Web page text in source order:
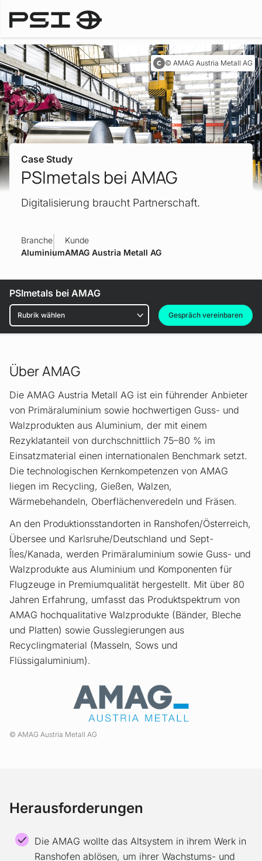
AMAG Austria Metall AG
Case Study
PSImetals bei AMAG
Digitalisierung braucht Partnerschaft.
Branche
Aluminium
Kunde
AMAG Austria Metall AG
PSImetals bei AMAG
Rubriken
Gespräch vereinbaren
Über AMAG
Die AMAG Austria Metall AG ist ein führender Anbieter
von Primäraluminium sowie hochwertigen Guss- und
Walzprodukten aus Aluminium, der mit einem
Rezyklatanteil von durchschnittlich 75–80 % im
Einsatzmaterial einen internationalen Benchmark setzt.
Die technologischen Kernkompetenzen von AMAG
liegen im Recycling, Gießen, Walzen,
Wärmebehandeln, Oberflächenveredeln und Fräsen.
An den Produktionsstandorten in Ranshofen/Österreich,
Übersee und Karlsruhe/Deutschland und Sept-
Îles/Kanada, werden Primäraluminium sowie Guss- und
Walzprodukte aus Aluminium und Komponenten für
Flugzeuge in Premiumqualität hergestellt. Mit über 80
Jahren Erfahrung, umfasst das Produktspektrum von
AMAG hochqualitative Walzprodukte (Bänder, Bleche
und Platten) sowie Gusslegierungen aus
Recyclingmaterial (Masseln, Sows und
Flüssigaluminium).
AMAG Austria Metall AG
Herausforderungen
Die AMAG wollte das Altsystem in ihrem Werk in
Ranshofen ablösen, um ihrer Wachstums- und